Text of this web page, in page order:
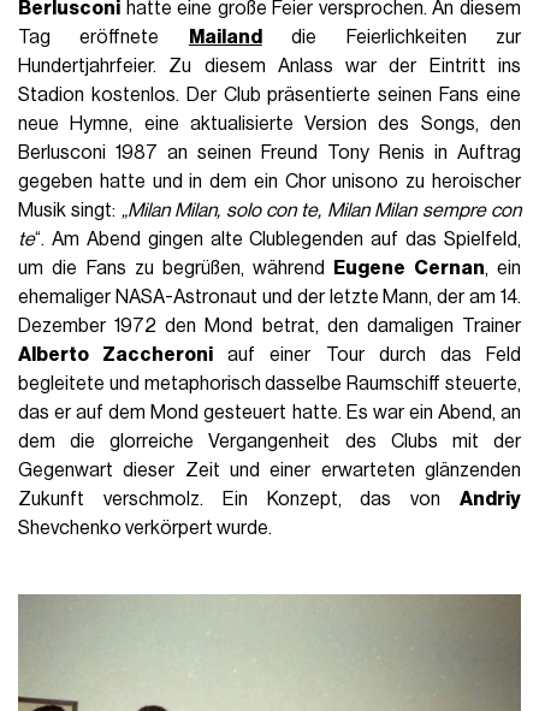
Berlusconi hatte eine große Feier versprochen. An diesem
Tag eröffnete
Mailand
die Feierlichkeiten zur
Hundertjahrfeier. Zu diesem Anlass war der Eintritt ins
Stadion kostenlos. Der Club präsentierte seinen Fans eine
neue Hymne, eine aktualisierte Version des Songs, den
Berlusconi 1987 an seinen Freund Tony Renis in Auftrag
gegeben hatte und in dem ein Chor unisono zu heroischer
Musik singt: „Milan Milan, solo con te, Milan Milan sempre con
te“. Am Abend gingen alte Clublegenden auf das Spielfeld,
um die Fans zu begrüßen, während
Eugene Cernan, ein
ehemaliger NASA-Astronaut und der letzte Mann, der am 14.
Dezember 1972 den Mond betrat, den damaligen Trainer
Alberto Zaccheroni auf einer Tour durch das Feld
begleitete und metaphorisch dasselbe Raumschiff steuerte,
das er auf dem Mond gesteuert hatte. Es war ein Abend, an
dem die glorreiche Vergangenheit des Clubs mit der
Gegenwart dieser Zeit und einer erwarteten glänzenden
Zukunft verschmolz. Ein Konzept, das von Andriy
Shevchenko verkörpert wurde.